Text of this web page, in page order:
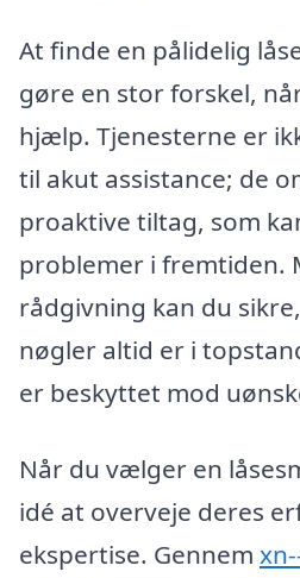
At finde en pålidelig
gøre en stor forskel,
hjælp. Tjenesterne er
til akut assistance; de
proaktive tiltag, som
problemer i fremtiden.
rådgivning kan du
nøgler altid er i
er beskyttet mod
Når du vælger en
idé at overveje deres
ekspertise. Gennem